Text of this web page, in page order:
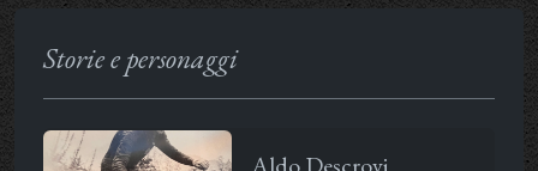
Storie e personaggi